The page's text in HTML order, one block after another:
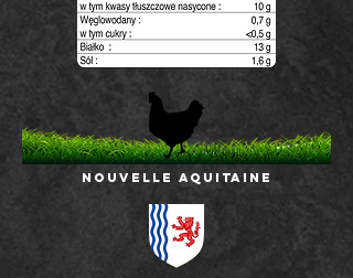
NOUVELLE AQUITAINE